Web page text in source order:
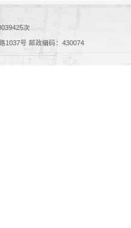
次
1037号 邮政编码：430074